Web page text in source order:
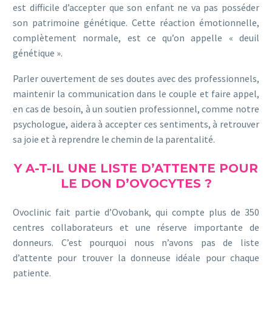
est difficile d’accepter que son enfant ne va pas posséder
son patrimoine génétique. Cette réaction émotionnelle,
complètement normale, est ce qu’on appelle « deuil
génétique ».
Parler ouvertement de ses doutes avec des professionnels,
maintenir la communication dans le couple et faire appel,
en cas de besoin, à un soutien professionnel, comme notre
psychologue, aidera à accepter ces sentiments, à retrouver
sa joie et à reprendre le chemin de la parentalité.
Y A-T-IL UNE LISTE D’ATTENTE POUR
LE DON D’OVOCYTES ?
Ovoclinic fait partie d’Ovobank, qui compte plus de 350
centres collaborateurs et une réserve importante de
donneurs. C’est pourquoi nous n’avons pas de liste
d’attente pour trouver la donneuse idéale pour chaque
patiente.